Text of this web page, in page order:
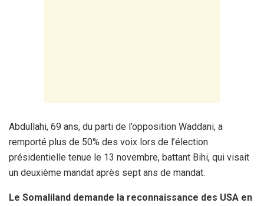
Abdullahi, 69 ans, du parti de l’opposition Waddani, a
remporté plus de 50% des voix lors de l’élection
présidentielle tenue le 13 novembre, battant Bihi, qui visait
un deuxième mandat après sept ans de mandat.
Le Somaliland demande la reconnaissance des USA en